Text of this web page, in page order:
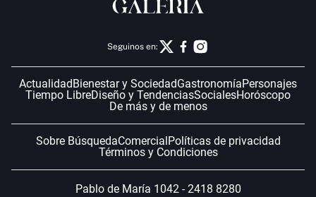
Seguinos en:
Actualidad Bienestar y SociedadGastronomíaPersonajes
Tiempo LibreDiseño y TendenciasSocialesHoróscopo
De más y de menos
Sobre BúsquedaComercial Políticas de privacidad
Términos y Condiciones
Pablo de María 1042 - 2418 8280